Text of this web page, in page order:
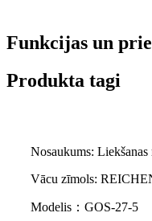
Funkcijas un
Produkta tagi
Nosaukums: Liekšanas
Vācu zīmols:
Modelis：GOS-27-5